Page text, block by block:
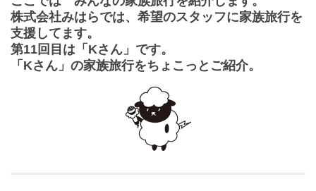
株式会社みはらでは、希望のスタッフに家族旅行を
支援してます。
第11回目は「Kさん」です。
「Kさん」の家族旅行をちょこっとご紹介。